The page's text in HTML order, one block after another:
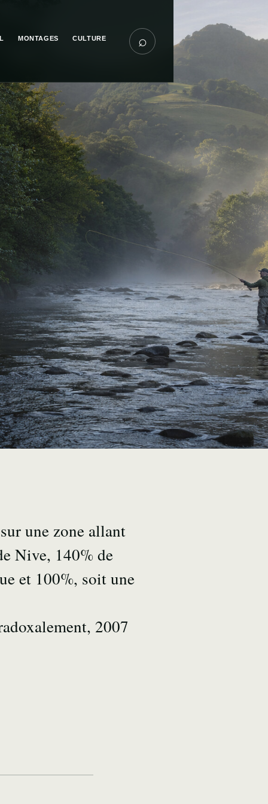
MONTAGES CULTURE ⌕
une zone allant
Nive, 140% de
et 100%, soit une
2007